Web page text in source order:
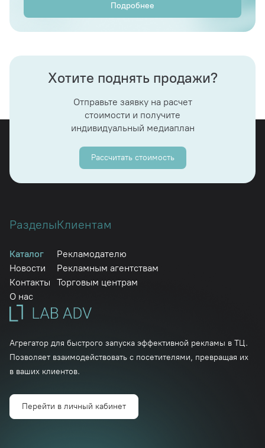
Подробнее
Хотите поднять продажи?
Отправьте заявку на расчет
стоимости и получите
индивидуальный медиаплан
Рассчитать стоимость
Агрегатор для быстрого запуска эффективной рекламы в ТЦ.
Позволяет взаимодействовать с посетителями, превращая их
в ваших клиентов.
Перейти в личный кабинет
Разделы
Каталог
Новости
Контакты
О нас
Клиентам
Рекламодателю
Рекламным агентствам
Торговым центрам